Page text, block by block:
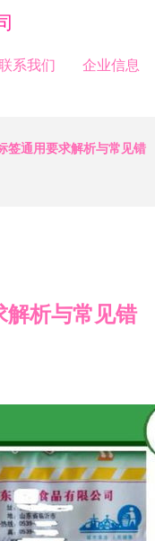
系我们 企业信息
签通用要求解析与常见错
解析与常见错